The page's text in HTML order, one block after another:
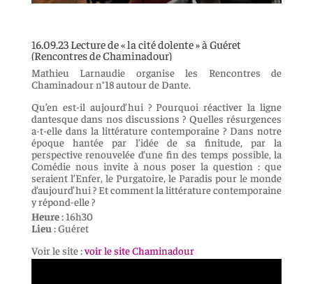
16.09.23 Lecture de « la cité dolente » à Guéret
(Rencontres de Chaminadour)
Mathieu Larnaudie organise les Rencontres de
Chaminadour n°18 autour de Dante.
Qu’en est-il aujourd’hui ? Pourquoi réactiver la ligne
dantesque dans nos discussions ? Quelles résurgences
a-t-elle dans la littérature contemporaine ? Dans notre
époque hantée par l’idée de sa finitude, par la
perspective renouvelée d’une fin des temps possible, la
Comédie nous invite à nous poser la question : que
seraient l’Enfer, le Purgatoire, le Paradis pour le monde
d’aujourd’hui ? Et comment la littérature contemporaine
y répond-elle ?
Heure: 16h30
Lieu : Guéret
Voir le site :voir le site Chaminadour